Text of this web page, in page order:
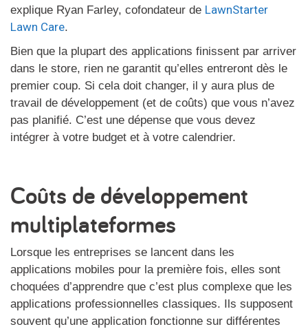
explique Ryan Farley, cofondateur de LawnStarter
Lawn Care.
Bien que la plupart des applications finissent par arriver
dans le store, rien ne garantit qu’elles entreront dès le
premier coup. Si cela doit changer, il y aura plus de
travail de développement (et de coûts) que vous n’avez
pas planifié. C’est une dépense que vous devez
intégrer à votre budget et à votre calendrier.
Coûts de développement
multiplateformes
Lorsque les entreprises se lancent dans les
applications mobiles pour la première fois, elles sont
choquées d’apprendre que c’est plus complexe que les
applications professionnelles classiques. Ils supposent
souvent qu’une application fonctionne sur différentes